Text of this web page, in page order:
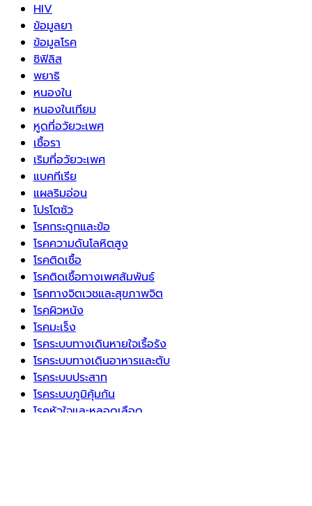
HIV
ข้อมูลยา
ข้อมูลโรค
ซิฟิลิส
พยาธิ
หนองใน
หนองในเทียม
หูดที่อวัยวะเพศ
เชื้อรา
เริมที่อวัยวะเพศ
แบคทีเรีย
แผลริมอ่อน
โปรโตซัว
โรคกระดูกและข้อ
โรคความดันโลหิตสูง
โรคติดเชื้อ
โรคติดเชื้อทางเพศสัมพันธ์
โรคทางจิตเวชและสุขภาพจิต
โรคผิวหนัง
โรคมะเร็ง
โรคระบบทางเดินหายใจเรื้อรัง
โรคระบบทางเดินอาหารและตับ
โรคระบบประสาท
โรคระบบภูมิคุ้มกัน
โรคหัวใจและหลอดเลือด